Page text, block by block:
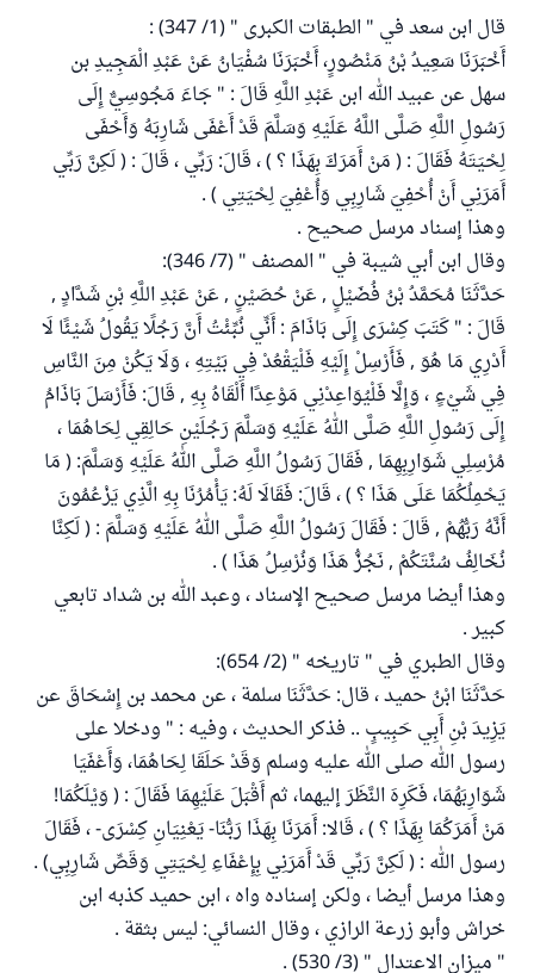
قال ابن سعد في " الطبقات الكبرى " (1/ 347) :
أَخْبَرَنَا سَعِيدُ بْنُ مَنْصُورٍ، أَخْبَرَنَا سُفْيَانُ عَنْ عَبْدِ الْمَجِيدِ بن
سهل عن عبيد الله ابن عَبْدِ اللَّهِ قَالَ : " جَاءَ مَجُوسِيٌّ إِلَى
رَسُولِ اللَّهِ صَلَّى اللَّهُ عَلَيْهِ وَسَلَّمَ قَدْ أَعْفَى شَارِبَهُ وَأَحْفَى
لِحْيَتَهُ فَقَالَ : ( مَنْ أَمَرَكَ بِهَذَا ؟ ) ، قَالَ: رَبِّي ، قَالَ : ( لَكِنَّ رَبِّي
أَمَرَنِي أَنْ أُحْفِيَ شَارِبِي وَأُعْفِيَ لِحْيَتِي ) .
وهذا إسناد مرسل صحيح .
وقال ابن أبي شيبة في " المصنف " (7/ 346):
حَدَّثَنَا مُحَمَّدُ بْنُ فُضَيْلٍ , عَنْ حُصَيْنٍ , عَنْ عَبْدِ اللَّهِ بْنِ شَدَّادٍ ,
قَالَ : " كَتَبَ كِسْرَى إِلَى بَاذَامَ : أَنِّي نُبِّئْتُ أَنَّ رَجُلًا يَقُولُ شَيْئًا لَا
أَدْرِي مَا هُوَ , فَأَرْسِلْ إِلَيْهِ فَلْيَقْعُدْ فِي بَيْتِهِ ، وَلَا يَكُنْ مِنَ النَّاسِ
فِي شَيْءٍ ، وَإِلَّا فَلْيُوَاعِدْنِي مَوْعِدًا أَلْقَاهُ بِهِ , قَالَ: فَأَرْسَلَ بَاذَامُ
إِلَى رَسُولِ اللَّهِ صَلَّى اللهُ عَلَيْهِ وَسَلَّمَ رَجُلَيْنِ حَالِقِي لِحَاهُمَا ،
مُرْسِلِي شَوَارِبِهِمَا , فَقَالَ رَسُولُ اللَّهِ صَلَّى اللهُ عَلَيْهِ وَسَلَّمَ: ( مَا
يَحْمِلُكُمَا عَلَى هَذَا ؟ ) ، قَالَ: فَقَالَا لَهُ: يَأْمُرُنَا بِهِ الَّذِي يَزْعُمُونَ
أَنَّهُ رَبُّهُمْ , قَالَ : فَقَالَ رَسُولُ اللَّهِ صَلَّى اللهُ عَلَيْهِ وَسَلَّمَ : ( لَكِنَّا
نُخَالِفُ سُنَّتَكُمْ , نَجُزُّ هَذَا وَنُرْسِلُ هَذَا ) .
وهذا أيضا مرسل صحيح الإسناد ، وعبد الله بن شداد تابعي
كبير .
وقال الطبري في " تاريخه " (2/ 654):
حَدَّثَنَا ابْنُ حميد ، قال: حَدَّثَنَا سلمة ، عن محمد بن إِسْحَاقَ عن
يَزِيدَ بْنِ أَبِي حَبِيبٍ .. فذكر الحديث ، وفيه : " ودخلا على
رسول الله صلى الله عليه وسلم وَقَدْ حَلَقَا لِحَاهُمَا، وَأَعْفَيَا
شَوَارِبَهُمَا، فَكَرِهَ النَّظَرَ إليهما، ثم أَقْبَلَ عَلَيْهِمَا فَقَالَ : ( وَيْلَكُمَا!
مَنْ أَمَرَكُمَا بِهَذَا ؟ ) ، قَالا: أَمَرَنَا بِهَذَا رَبُّنَا- يَعْنِيَانِ كِسْرَى- ، فَقَالَ
رسول الله : ( لَكِنَّ رَبِّي قَدْ أَمَرَنِي بِإِعْفَاءِ لِحْيَتِي وَقَصِّ شَارِبِي) .
وهذا مرسل أيضا ، ولكن إسناده واه ، ابن حميد كذبه ابن
خراش وأبو زرعة الرازي ، وقال النسائي: ليس بثقة .
" ميزان الاعتدال " (3/ 530) .